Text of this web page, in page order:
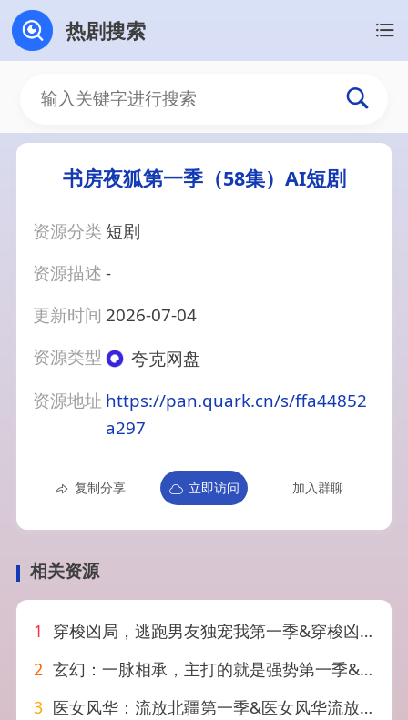
热剧搜索
书房夜狐第一季（58集）AI短剧
资源分类 短剧
资源描述-
更新时间 2026-07-04
资源类型
夸克网盘
资源地址 https://pan.quark.cn/s/ffa44852
a297
复制分享 立即访问 加入群聊
相关资源
1
穿梭凶局，逃跑男友独宠我第一季&穿梭凶局逃跑男友独宠我第一季（69集）AI短剧
2 玄幻：一脉相承，主打的就是强势第一季&玄幻一脉相承主打的就是强势第一季（138集）AI短剧
3 医女风华：流放北疆第一季&医女风华流放北疆第一季（92集）AI短剧